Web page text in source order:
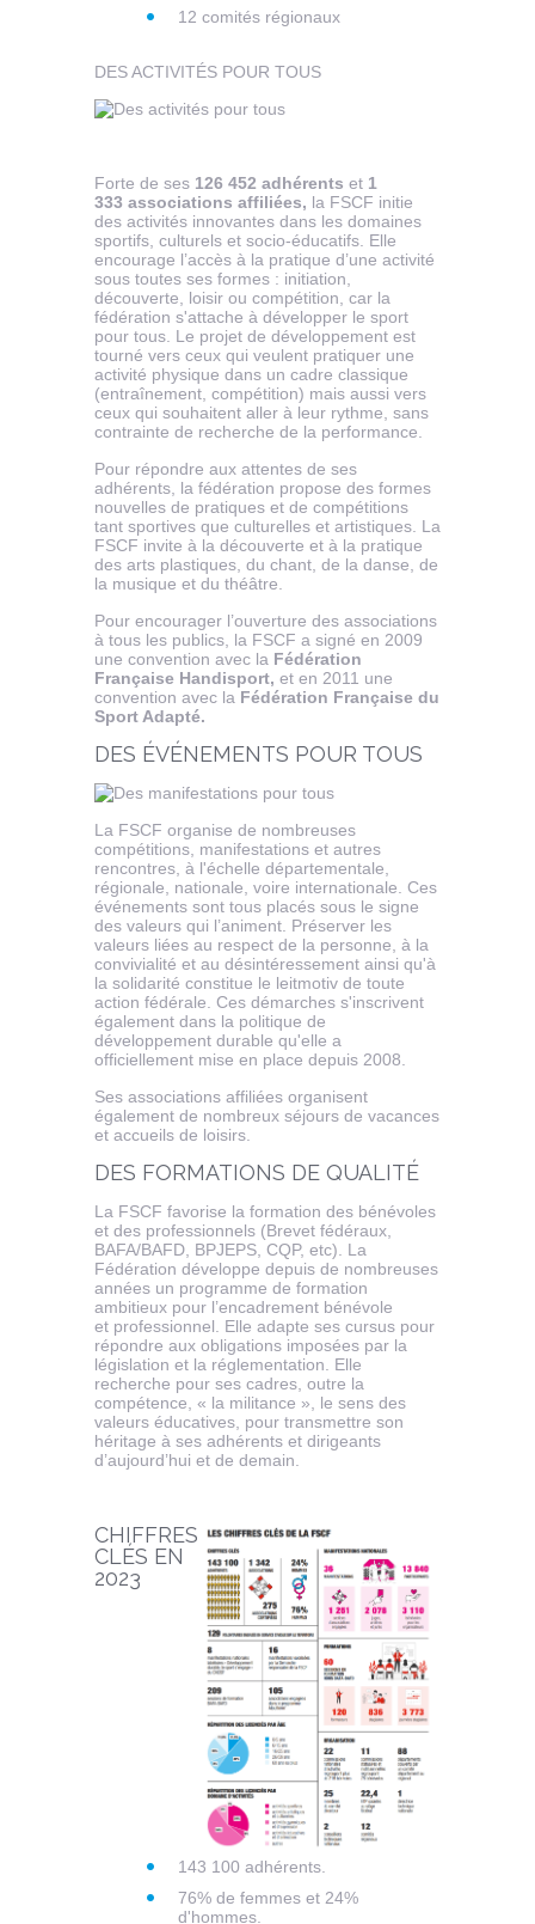
12 comités régionaux
DES ACTIVITÉS POUR TOUS
Forte de ses 126 452 adhérents et 1
333 associations affiliées, la FSCF initie
des activités innovantes dans les domaines
sportifs, culturels et socio-éducatifs. Elle
encourage l’accès à la pratique d’une activité
sous toutes ses formes : initiation,
découverte, loisir ou compétition, car la
fédération s'attache à développer le sport
pour tous. Le projet de développement est
tourné vers ceux qui veulent pratiquer une
activité physique dans un cadre classique
(entraînement, compétition) mais aussi vers
ceux qui souhaitent aller à leur rythme, sans
contrainte de recherche de la performance.
Pour répondre aux attentes de ses
adhérents, la fédération propose des formes
nouvelles de pratiques et de compétitions
tant sportives que culturelles et artistiques. La
FSCF invite à la découverte et à la pratique
des arts plastiques, du chant, de la danse, de
la musique et du théâtre.
Pour encourager l’ouverture des associations
à tous les publics, la FSCF a signé en 2009
une convention avec la Fédération
Française Handisport, et en 2011 une
convention avec la Fédération Française du
Sport Adapté.
DES ÉVÉNEMENTS POUR TOUS
La FSCF organise de nombreuses
compétitions, manifestations et autres
rencontres, à l'échelle départementale,
régionale, nationale, voire internationale. Ces
événements sont tous placés sous le signe
des valeurs qui l’animent. Préserver les
valeurs liées au respect de la personne, à la
convivialité et au désintéressement ainsi qu'à
la solidarité constitue le leitmotiv de toute
action fédérale. Ces démarches s'inscrivent
également dans la politique de
développement durable qu'elle a
officiellement mise en place depuis 2008.
Ses associations affiliées organisent
également de nombreux séjours de vacances
et accueils de loisirs.
DES FORMATIONS DE QUALITÉ
La FSCF favorise la formation des bénévoles
et des professionnels (Brevet fédéraux,
BAFA/BAFD, BPJEPS, CQP, etc). La
Fédération développe depuis de nombreuses
années un programme de formation
ambitieux pour l’encadrement bénévole
et professionnel. Elle adapte ses cursus pour
répondre aux obligations imposées par la
législation et la réglementation. Elle
recherche pour ses cadres, outre la
compétence, « la militance », le sens des
valeurs éducatives, pour transmettre son
héritage à ses adhérents et dirigeants
d’aujourd’hui et de demain.
CHIFFRES
CLÉS EN
2023
143 100 adhérents.
76% de femmes et 24%
d'hommes.